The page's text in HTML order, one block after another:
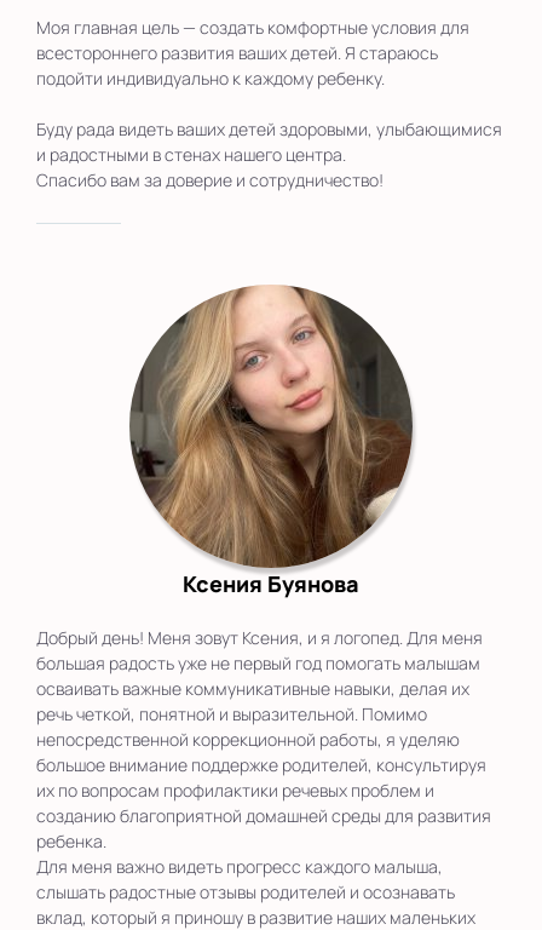
Моя главная цель — создать комфортные условия для
всестороннего развития ваших детей. Я стараюсь
подойти индивидуально к каждому ребенку.
Буду рада видеть ваших детей здоровыми, улыбающимися
и радостными в стенах нашего центра.
Спасибо вам за доверие и сотрудничество!
Ксения Буянова
Добрый день! Меня зовут Ксения, и я логопед. Для меня
большая радость уже не первый год помогать малышам
осваивать важные коммуникативные навыки, делая их
речь четкой, понятной и выразительной. Помимо
непосредственной коррекционной работы, я уделяю
большое внимание поддержке родителей, консультируя
их по вопросам профилактики речевых проблем и
созданию благоприятной домашней среды для развития
ребенка.
Для меня важно видеть прогресс каждого малыша,
слышать радостные отзывы родителей и осознавать
вклад, который я приношу в развитие наших маленьких